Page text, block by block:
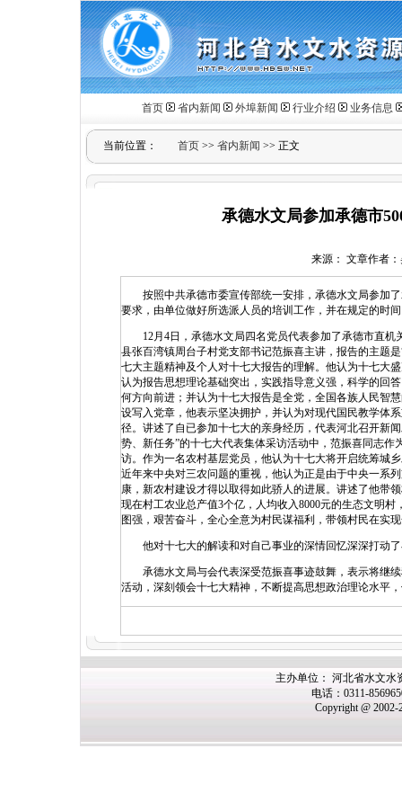
首页 省内新闻 外埠新闻 行业介绍 业务信息
当前位置： 首页 >> 省内新闻 >> 正文
承德水文局参加承德市
来源： 文章作者：
按照中共承德市委宣传部统一安排，承德水文局参加了
要求，由单位做好所选派人员的培训工作，并在规定的时
12月4日，承德水文局四名党员代表参加了承德市直机
县张百湾镇周台子村党支部书记范振喜主讲，报告的主题
七大主题精神及个人对十七大报告的理解。他认为十七大
认为报告思想理论基础突出，实践指导意义强，科学的回
何方向前进；并认为十七大报告是全党，全国各族人民智
设写入党章，他表示坚决拥护，并认为对现代国民教学体
径。讲述了自已参加十七大的亲身经历，代表河北召开新
势、新任务”的十七大代表集体采访活动中，范振喜同志
访。作为一名农村基层党员，他认为十七大将开启统筹城
近年来中央对三农问题的重视，他认为正是由于中央一系
康，新农村建设才得以取得如此骄人的进展。讲述了他带
现在村工农业总产值3个亿，人均收入8000元的生态文明
图强，艰苦奋斗，全心全意为村民谋福利，带领村民在实
他对十七大的解读和对自己事业的深情回忆深深打动了
承德水文局与会代表深受范振喜事迹鼓舞，表示将继续
活动，深刻领会十七大精神，不断提高思想政治理论水平
主办单位： 河北省水文水
电话：0311-
Copyright @ 2002-